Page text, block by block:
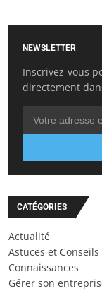
NEWSLETTER
Inscrivez-vous
directement
CATÉGORIES
Actualité
Astuces et Conseils
Connaissances
Gérer son